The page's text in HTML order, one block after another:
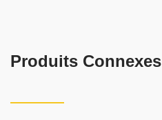
Produits Connexes